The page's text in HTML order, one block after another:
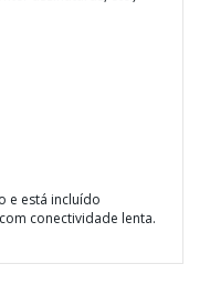
e está incluído
conectividade lenta.